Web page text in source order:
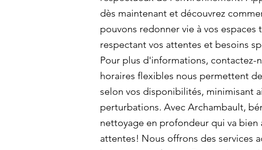
dès maintenant et découvrez
pouvons redonner vie à vos espaces
respectant vos attentes et besoins
Pour plus d'informations, contactez-
horaires flexibles nous permettent
selon vos disponibilités, minimisant
perturbations. Avec Archambault,
nettoyage en profondeur qui va bien
attentes! Nous offrons des services